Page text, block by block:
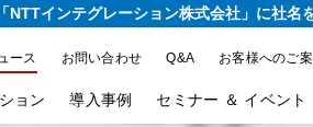
NTTインテグレーション株式会社」に社名
ース お問い合わせ Q&A お客様へのご
ョン 導入事例 セミナー ＆ イベント